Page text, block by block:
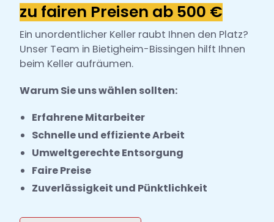
zu fairen Preisen ab 500 €
Ein unordentlicher Keller raubt Ihnen den Platz?
Unser Team in Bietigheim-Bissingen hilft Ihnen
beim Keller aufräumen.
Warum Sie uns wählen sollten:
Erfahrene Mitarbeiter
Schnelle und effiziente Arbeit
Umweltgerechte Entsorgung
Faire Preise
Zuverlässigkeit und Pünktlichkeit